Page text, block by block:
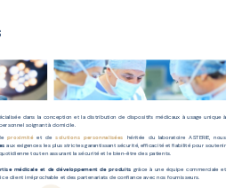
dans la conception et la distribution de dispositifs médicaux à usage unique à
soignant à domicile.
proximité et desolutions personnalisées héritée du laboratoire ASTERIE, nous
aux exigences les plus strictes garantissant sécurité, efficacité et fiabilité pour soutenir
tout en assurant la sécurité et le bien-être des patients.
médicale et de développement de produits grâce à une équipe commerciale et
client irréprochable et des partenariats de confiance avec nos fournisseurs.